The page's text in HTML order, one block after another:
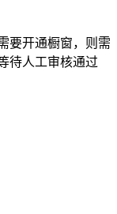
开通橱窗，则需
待人工审核通过